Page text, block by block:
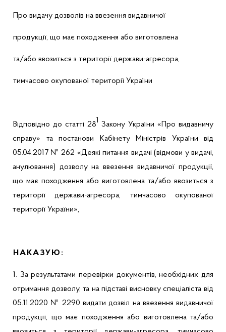
Про видачу дозволів на ввезення видавничої
продукції, що має походження або виготовлена
та/або ввозиться з території держави-агресора,
тимчасово окупованої території України
Відповідно до статті 281 Закону України «Про видавничу
справу» та постанови Кабінету Міністрів України від
05.04.2017 № 262 «Деякі питання видачі (відмови у видачі,
анулювання) дозволу на ввезення видавничої продукції,
що має походження або виготовлена та/або ввозиться з
території держави-агресора, тимчасово окупованої
території України»,
НАКАЗУЮ:
1. За результатами перевірки документів, необхідних для
отримання дозволу, та на підставі висновку спеціаліста від
05.11.2020 № 2290 видати дозвіл на ввезення видавничої
продукції, що має походження або виготовлена та/або